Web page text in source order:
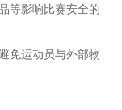
等影响比赛安全的
免运动员与外部物